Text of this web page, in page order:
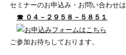
セミナーのお申込み・お問い合わせは
☎ ０４－２９５８－５８５１
ご参加お待ちしております。